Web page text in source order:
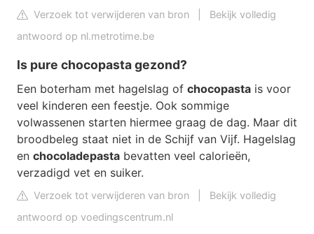
Verzoek tot verwijderen van bron
Bekijk volledig
antwoord op nl.metrotime.be
Is pure chocopasta gezond?
Een boterham met hagelslag of chocopasta is voor
veel kinderen een feestje. Ook sommige
volwassenen starten hiermee graag de dag. Maar dit
broodbeleg staat niet in de Schijf van Vijf. Hagelslag
en chocoladepasta bevatten veel calorieën,
verzadigd vet en suiker.
Verzoek tot verwijderen van bron
Bekijk volledig
antwoord op voedingscentrum.nl